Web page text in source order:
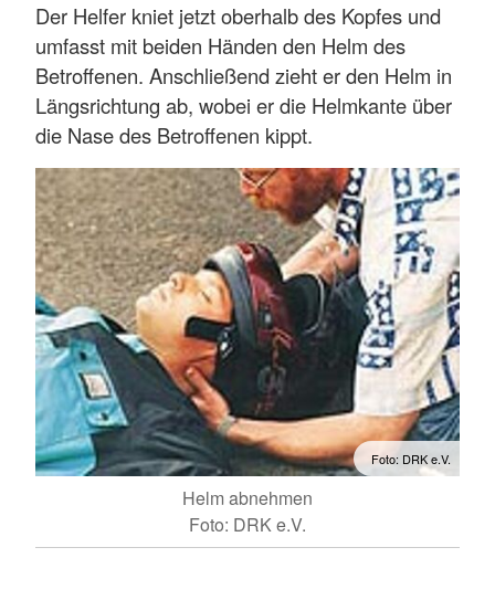
Der Helfer kniet jetzt oberhalb des Kopfes und
umfasst mit beiden Händen den Helm des
Betroffenen. Anschließend zieht er den Helm in
Längsrichtung ab, wobei er die Helmkante über
die Nase des Betroffenen kippt.
Foto: DRK e.V.
Helm abnehmen
Foto: DRK e.V.